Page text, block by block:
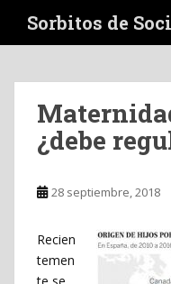
i
Sorbitos de
¿debe
28 septiembre, 2018
Recien
temen